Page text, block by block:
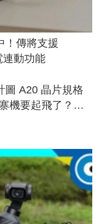
！傳將支援
連動功能
圖 A20 晶片規格
機要起飛了？專